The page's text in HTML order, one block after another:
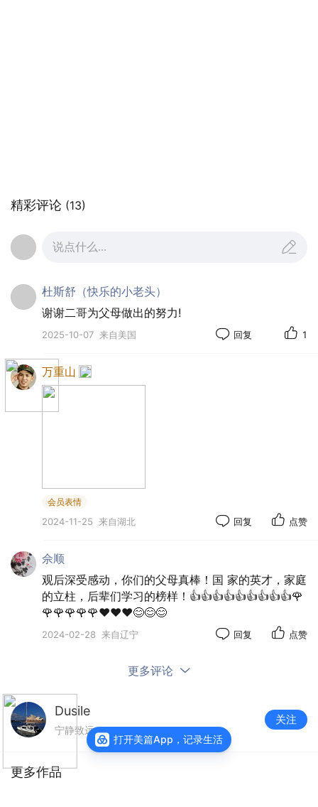
这张比前面的那张稍晚一些。
外公后面的是大舅，右手边的是小舅。大舅左
手边是大姨，母亲，三姨。
大姨前面是四姨，四姨前面是五姨。三姨前面
是六姨。
外婆抱着和最中间站着的两个舅舅不久后都夭
折了。
精彩评论 (13)
说点什么...
杜斯舒（快乐的小老头）
谢谢二哥为父母做出的努力!
2025-10-07 来自美国 回复 1
万重山
会员表情
2024-11-25 来自湖北 回复 点赞
佘顺
观后深受感动，你们的父母真棒！国 家的英才，家庭
的立柱，后辈们学习的榜样！👍👍👍👍👍👍👍👍👍🌹
🌹🌹🌹🌹🌹❤️❤️❤️😊😊😊
2024-02-28 来自辽宁 回复 点赞
更多评论
Dusile
宁静致远
关注
更多作品
打开美篇App，记录生活